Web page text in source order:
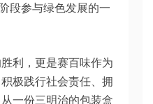
段参与绿色发展的一
利，更是赛百味作为
极践行社会责任、拥
一份三明治的包装盒